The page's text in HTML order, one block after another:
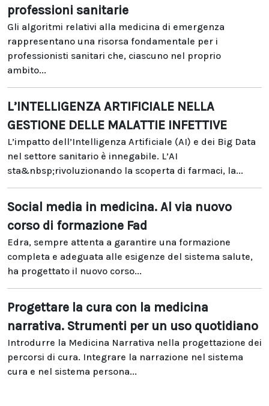
professioni sanitarie
Gli algoritmi relativi alla medicina di emergenza
rappresentano una risorsa fondamentale per i
professionisti sanitari che, ciascuno nel proprio
ambito...
L’INTELLIGENZA ARTIFICIALE NELLA
GESTIONE DELLE MALATTIE INFETTIVE
L’impatto dell’Intelligenza Artificiale (AI) e dei Big Data
nel settore sanitario è innegabile. L’AI
sta&nbsp;rivoluzionando la scoperta di farmaci, la...
Social media in medicina. Al via nuovo
corso di formazione Fad
Edra, sempre attenta a garantire una formazione
completa e adeguata alle esigenze del sistema salute,
ha progettato il nuovo corso...
Progettare la cura con la medicina
narrativa. Strumenti per un uso quotidiano
Introdurre la Medicina Narrativa nella progettazione dei
percorsi di cura. Integrare la narrazione nel sistema
cura e nel sistema persona...